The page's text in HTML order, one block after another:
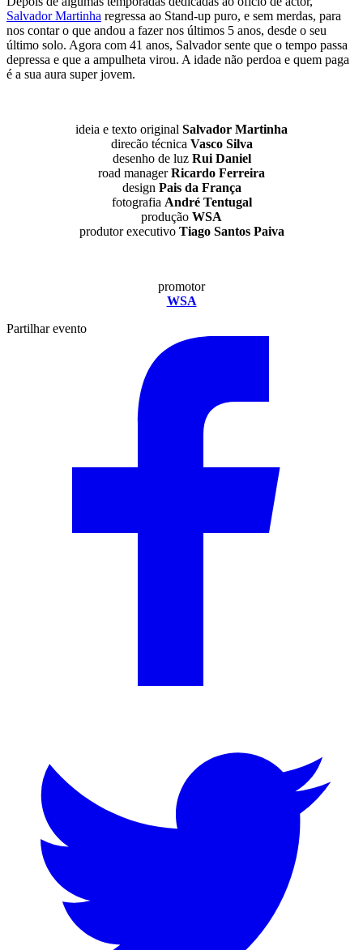
Salvador Martinha regressa ao Stand-up puro, e sem merdas, para
nos contar o que andou a fazer nos últimos 5 anos, desde o seu
último solo. Agora com 41 anos, Salvador sente que o tempo passa
depressa e que a ampulheta virou. A idade não perdoa e quem paga
é a sua aura super jovem.
ideia e texto original Salvador Martinha
direcão técnica Vasco Silva
desenho de luz Rui Daniel
road managerRicardo Ferreira
design Pais da França
fotografia André Tentugal
produção WSA
produtor executivo Tiago Santos Paiva
promotor
WSA
Partilhar evento